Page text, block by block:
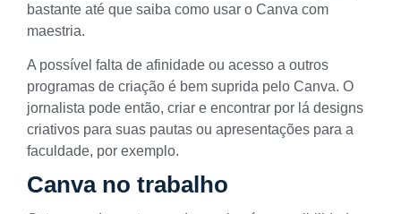
bastante até que saiba como usar o Canva com
maestria.
A possível falta de afinidade ou acesso a outros
programas de criação é bem suprida pelo Canva. O
jornalista pode então, criar e encontrar por lá designs
criativos para suas pautas ou apresentações para a
faculdade, por exemplo.
Canva no trabalho